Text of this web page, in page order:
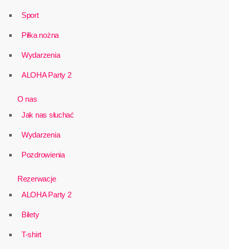
Sport
Piłka nożna
Wydarzenia
ALOHA Party 2
O nas
Jak nas słuchać
Wydarzenia
Pozdrowienia
Rezerwacje
ALOHA Party 2
Bilety
T-shirt